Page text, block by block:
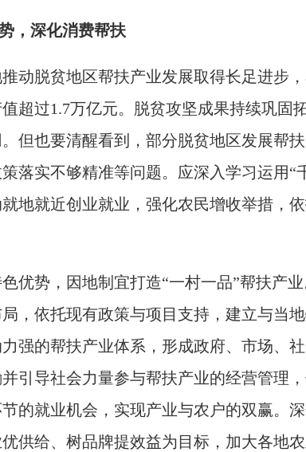
，深化消费帮扶
动脱贫地区帮扶产业发展取得长足进步
超过1.7万亿元。脱贫攻坚成果持续巩固
但也要清醒看到，部分脱贫地区发展帮
落实不够精准等问题。应深入学习运用“
地就近创业就业，强化农民增收举措，
优势，因地制宜打造“一村一品”帮扶产
，依托现有政策与项目支持，建立与当
强的帮扶产业体系，形成政府、市场、
引导社会力量参与帮扶产业的经营管理
的就业机会，实现产业与农户的双赢。
供给、树品牌提效益为目标，加大各地